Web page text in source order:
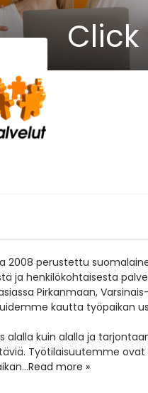
2008 perustettu
ja henkilökohtaisesta
Pirkanmaan,
kautta työpaikan
alalla kuin alalla ja
Työtilaisuutemme
...Read more »